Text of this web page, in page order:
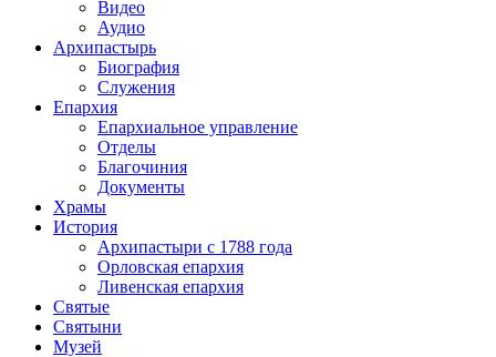
Видео
Аудио
Архипастырь
Биография
Служения
Епархия
Епархиальное управление
Отделы
Благочиния
Документы
Храмы
История
Архипастыри с 1788 года
Орловская епархия
Ливенская епархия
Святые
Святыни
Музей